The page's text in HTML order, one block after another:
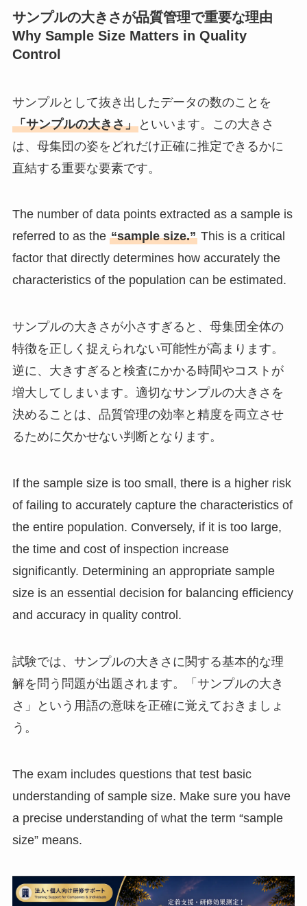
サンプルの大きさが品質管理で重要な理由
Why Sample Size Matters in Quality
Control
サンプルとして抜き出したデータの数のことを
「サンプルの大きさ」といいます。この大きさ
は、母集団の姿をどれだけ正確に推定できるかに
直結する重要な要素です。
The number of data points extracted as a sample is
referred to as the “sample size.”This is a critical
factor that directly determines how accurately the
characteristics of the population can be estimated.
サンプルの大きさが小さすぎると、母集団全体の
特徴を正しく捉えられない可能性が高まります。
逆に、大きすぎると検査にかかる時間やコストが
増大してしまいます。適切なサンプルの大きさを
決めることは、品質管理の効率と精度を両立させ
るために欠かせない判断となります。
If the sample size is too small, there is a higher risk
of failing to accurately capture the characteristics of
the entire population. Conversely, if it is too large,
the time and cost of inspection increase
significantly. Determining an appropriate sample
size is an essential decision for balancing efficiency
and accuracy in quality control.
試験では、サンプルの大きさに関する基本的な理
解を問う問題が出題されます。「サンプルの大き
さ」という用語の意味を正確に覚えておきましょ
う。
The exam includes questions that test basic
understanding of sample size. Make sure you have
a precise understanding of what the term “sample
size” means.